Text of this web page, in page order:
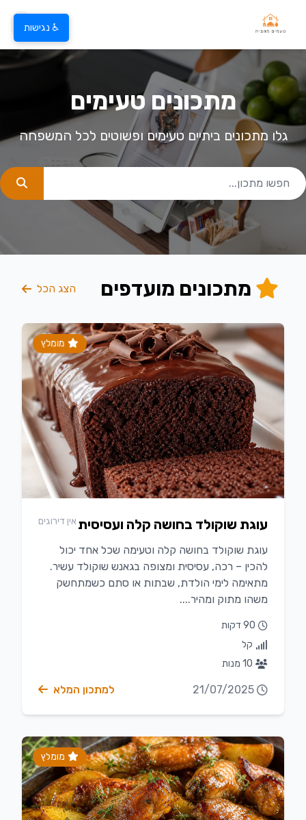
מתכונים טעימים
גלו מתכונים ביתיים טעימים ופשוטים לכל המשפחה
מתכונים מועדפים הצג הכל
מומלץ
עוגת שוקולד בחושה קלה ועסיסיתאין דירוגים
עוגת שוקולד בחושה קלה וטעימה שכל אחד יכול
להכין – רכה, עסיסית ומצופה בגאנש שוקולד עשיר.
מתאימה לימי הולדת, שבתות או סתם כשמתחשק
משהו מתוק ומהיר....
90 דקות
קל
10 מנות
21/07/2025 למתכון המלא
מומלץ
♿ נגישות